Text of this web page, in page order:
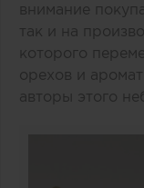
внимание
так и на
которого
орехов и
авторы этого